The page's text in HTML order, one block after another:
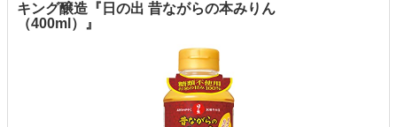
キング醸造『日の出 昔ながらの本みりん
（400ml）』